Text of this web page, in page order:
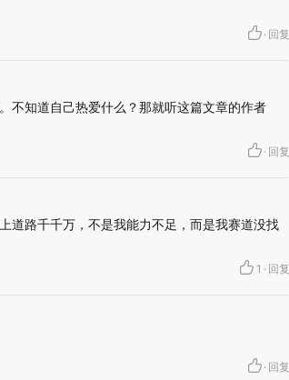
· 回复
不知道自己热爱什么？那就听这篇文章的作者
· 回复
道路千千万，不是我能力不足，而是我赛道没找
1 · 回复
· 回复